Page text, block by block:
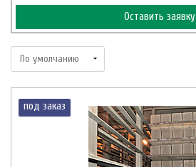
Оставить заявку
под заказ